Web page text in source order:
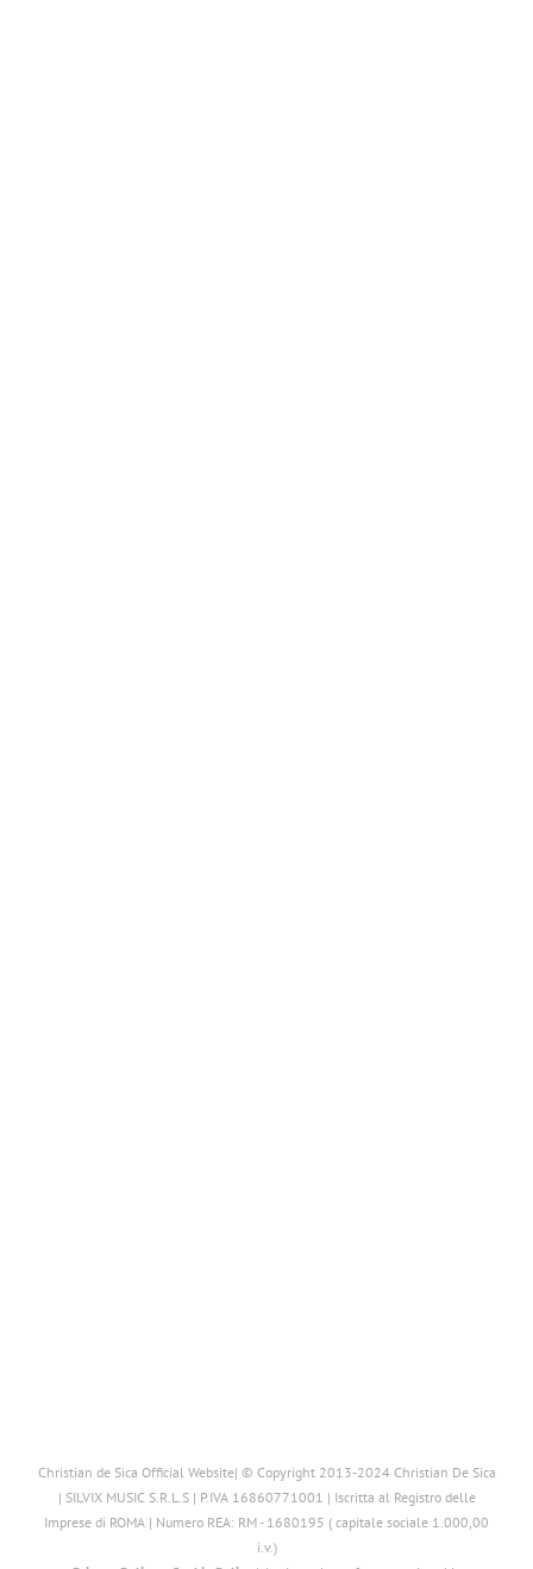
Christian de Sica Official Website| © Copyright 2013-2024 Christian De Sica
| SILVIX MUSIC S.R.L.S | P.IVA 16860771001 | Iscritta al Registro delle
Imprese di ROMA | Numero REA: RM - 1680195 ( capitale sociale 1.000,00
i.v.)